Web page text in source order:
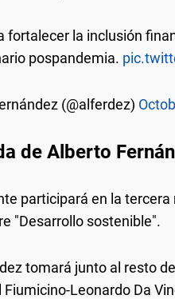
la inclusión
pospandemia.
(@alferdez)
de Alberto
participará en la
"Desarrollo sostenible".
tomará junto al resto
Leonardo Da